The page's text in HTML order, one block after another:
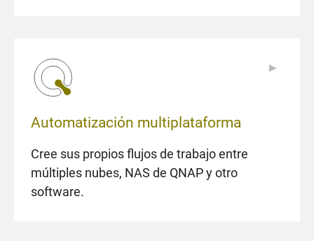
Automatización multiplataforma
Cree sus propios flujos de trabajo entre
múltiples nubes, NAS de QNAP y otro
software.
▶